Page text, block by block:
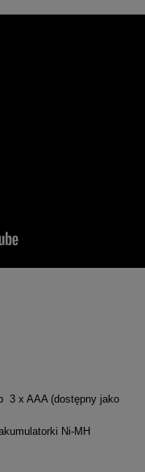
3 x AAA (dostępny jako
Ni-MH